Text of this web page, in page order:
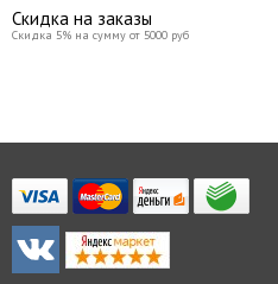
Скидка на заказы
Скидка 5% на сумму от 5000 руб